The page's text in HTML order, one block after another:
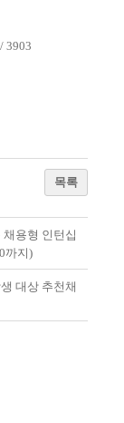
3903
목록
용형 인턴십
까지)
대상 추천채